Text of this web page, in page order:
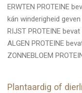
ERWTEN PROTEINE
kán winderigheid geven
RIJST PROTEINE
ALGEN PROTEINE
ZONNEBLOEM
Plantaardig of